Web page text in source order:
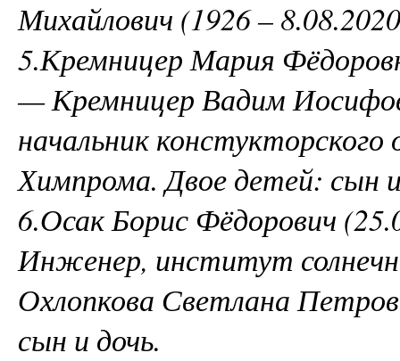
Михайлович (1926 –
5.Кремницер Мария
— Кремницер Вадим
начальник
Химпрома. Двое детей: сын
6.Осак Борис Фёдорович
Инженер, институт
Охлопкова Светлана
сын и дочь.